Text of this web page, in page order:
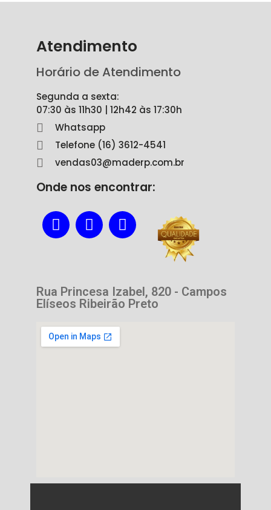
Atendimento
Horário de Atendimento
Segunda a sexta:
07:30 às 11h30 | 12h42 às 17:30h
Whatsapp
Telefone (16) 3612-4541
vendas03@maderp.com.br
Onde nos encontrar:
Rua Princesa Izabel, 820 - Campos
Elíseos Ribeirão Preto